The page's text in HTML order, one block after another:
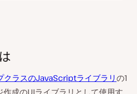
クラスのJavaScriptライブラリの1